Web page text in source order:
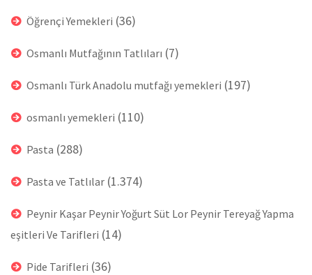
Öğrençi Yemekleri (36)
Osmanlı Mutfağının Tatlıları (7)
Osmanlı Türk Anadolu mutfağı yemekleri (197)
osmanlı yemekleri (110)
Pasta (288)
Pasta ve Tatlılar (1.374)
Peynir Kaşar Peynir Yoğurt Süt Lor Peynir Tereyağ Yapma
eşitleri Ve Tarifleri (14)
Pide Tarifleri (36)